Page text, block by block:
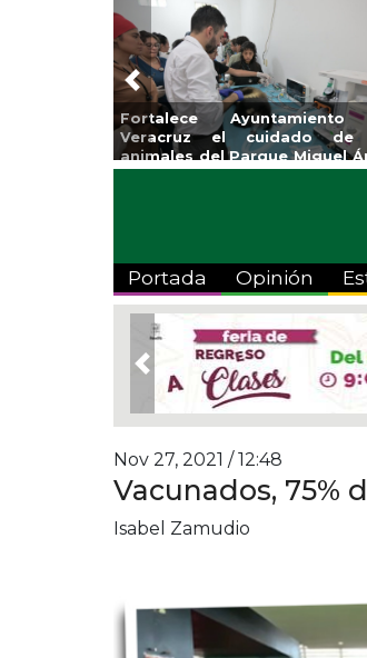
Invita Ayuntamiento de
a Temporada de Artes
Viva”
Previous
Portada Opinión
Previous
Nov 27, 2021 / 12:48
Vacunados, 75%
Isabel Zamudio